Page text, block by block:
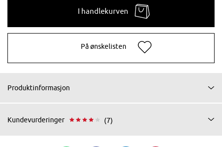
I handlekurven
På ønskelisten
Produktinformasjon
Kundevurderinger (7)